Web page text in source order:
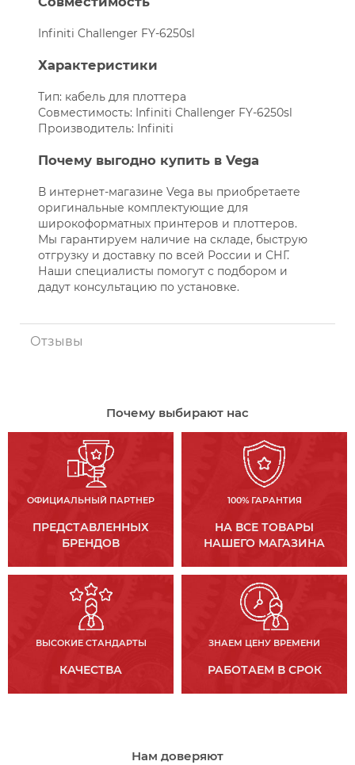
Infiniti Challenger FY-6250sl
Характеристики
Тип: кабель для плоттера
Совместимость: Infiniti Challenger FY-6250sl
Производитель: Infiniti
Почему выгодно купить в Vega
В интернет-магазине Vega вы приобретаете
оригинальные комплектующие для
широкоформатных принтеров и плоттеров.
Мы гарантируем наличие на складе, быструю
отгрузку и доставку по всей России и СНГ.
Наши специалисты помогут с подбором и
дадут консультацию по установке.
Отзывы
Почему выбирают нас
ОФИЦИАЛЬНЫЙ ПАРТНЕР
ПРЕДСТАВЛЕННЫХ
БРЕНДОВ
100% ГАРАНТИЯ
НА ВСЕ ТОВАРЫ
НАШЕГО МАГАЗИНА
ВЫСОКИЕ СТАНДАРТЫ
КАЧЕСТВА
ЗНАЕМ ЦЕНУ ВРЕМЕНИ
РАБОТАЕМ В СРОК
Нам доверяют